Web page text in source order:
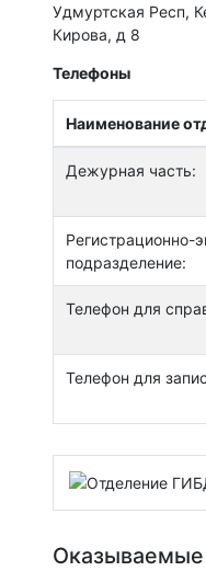
Удмуртская Респ,
Кирова, д 8
Телефоны
Наименование
Дежурная часть:
Регистрационно-
подразделение:
Телефон для
Телефон для
Оказываемые